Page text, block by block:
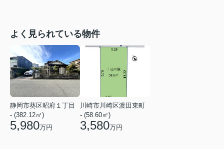
よく見られている物件
静岡市葵区昭府１丁目
- (382.12㎡)
5,980万円
川崎市川崎区渡田東町
- (58.60㎡)
3,580万円